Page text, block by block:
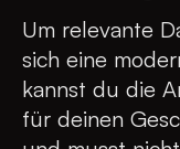
Um relevante
sich eine
kannst du die
für deinen